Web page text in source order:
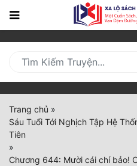
Trang
Mới
Cập
Nhật
(current)
BXH
Thể Loại
Trang chủ »
Sáu Tuổi Tới Nghịch Tập Hệ
Tiên
»
Chương 644: Mười cái chí bảo!